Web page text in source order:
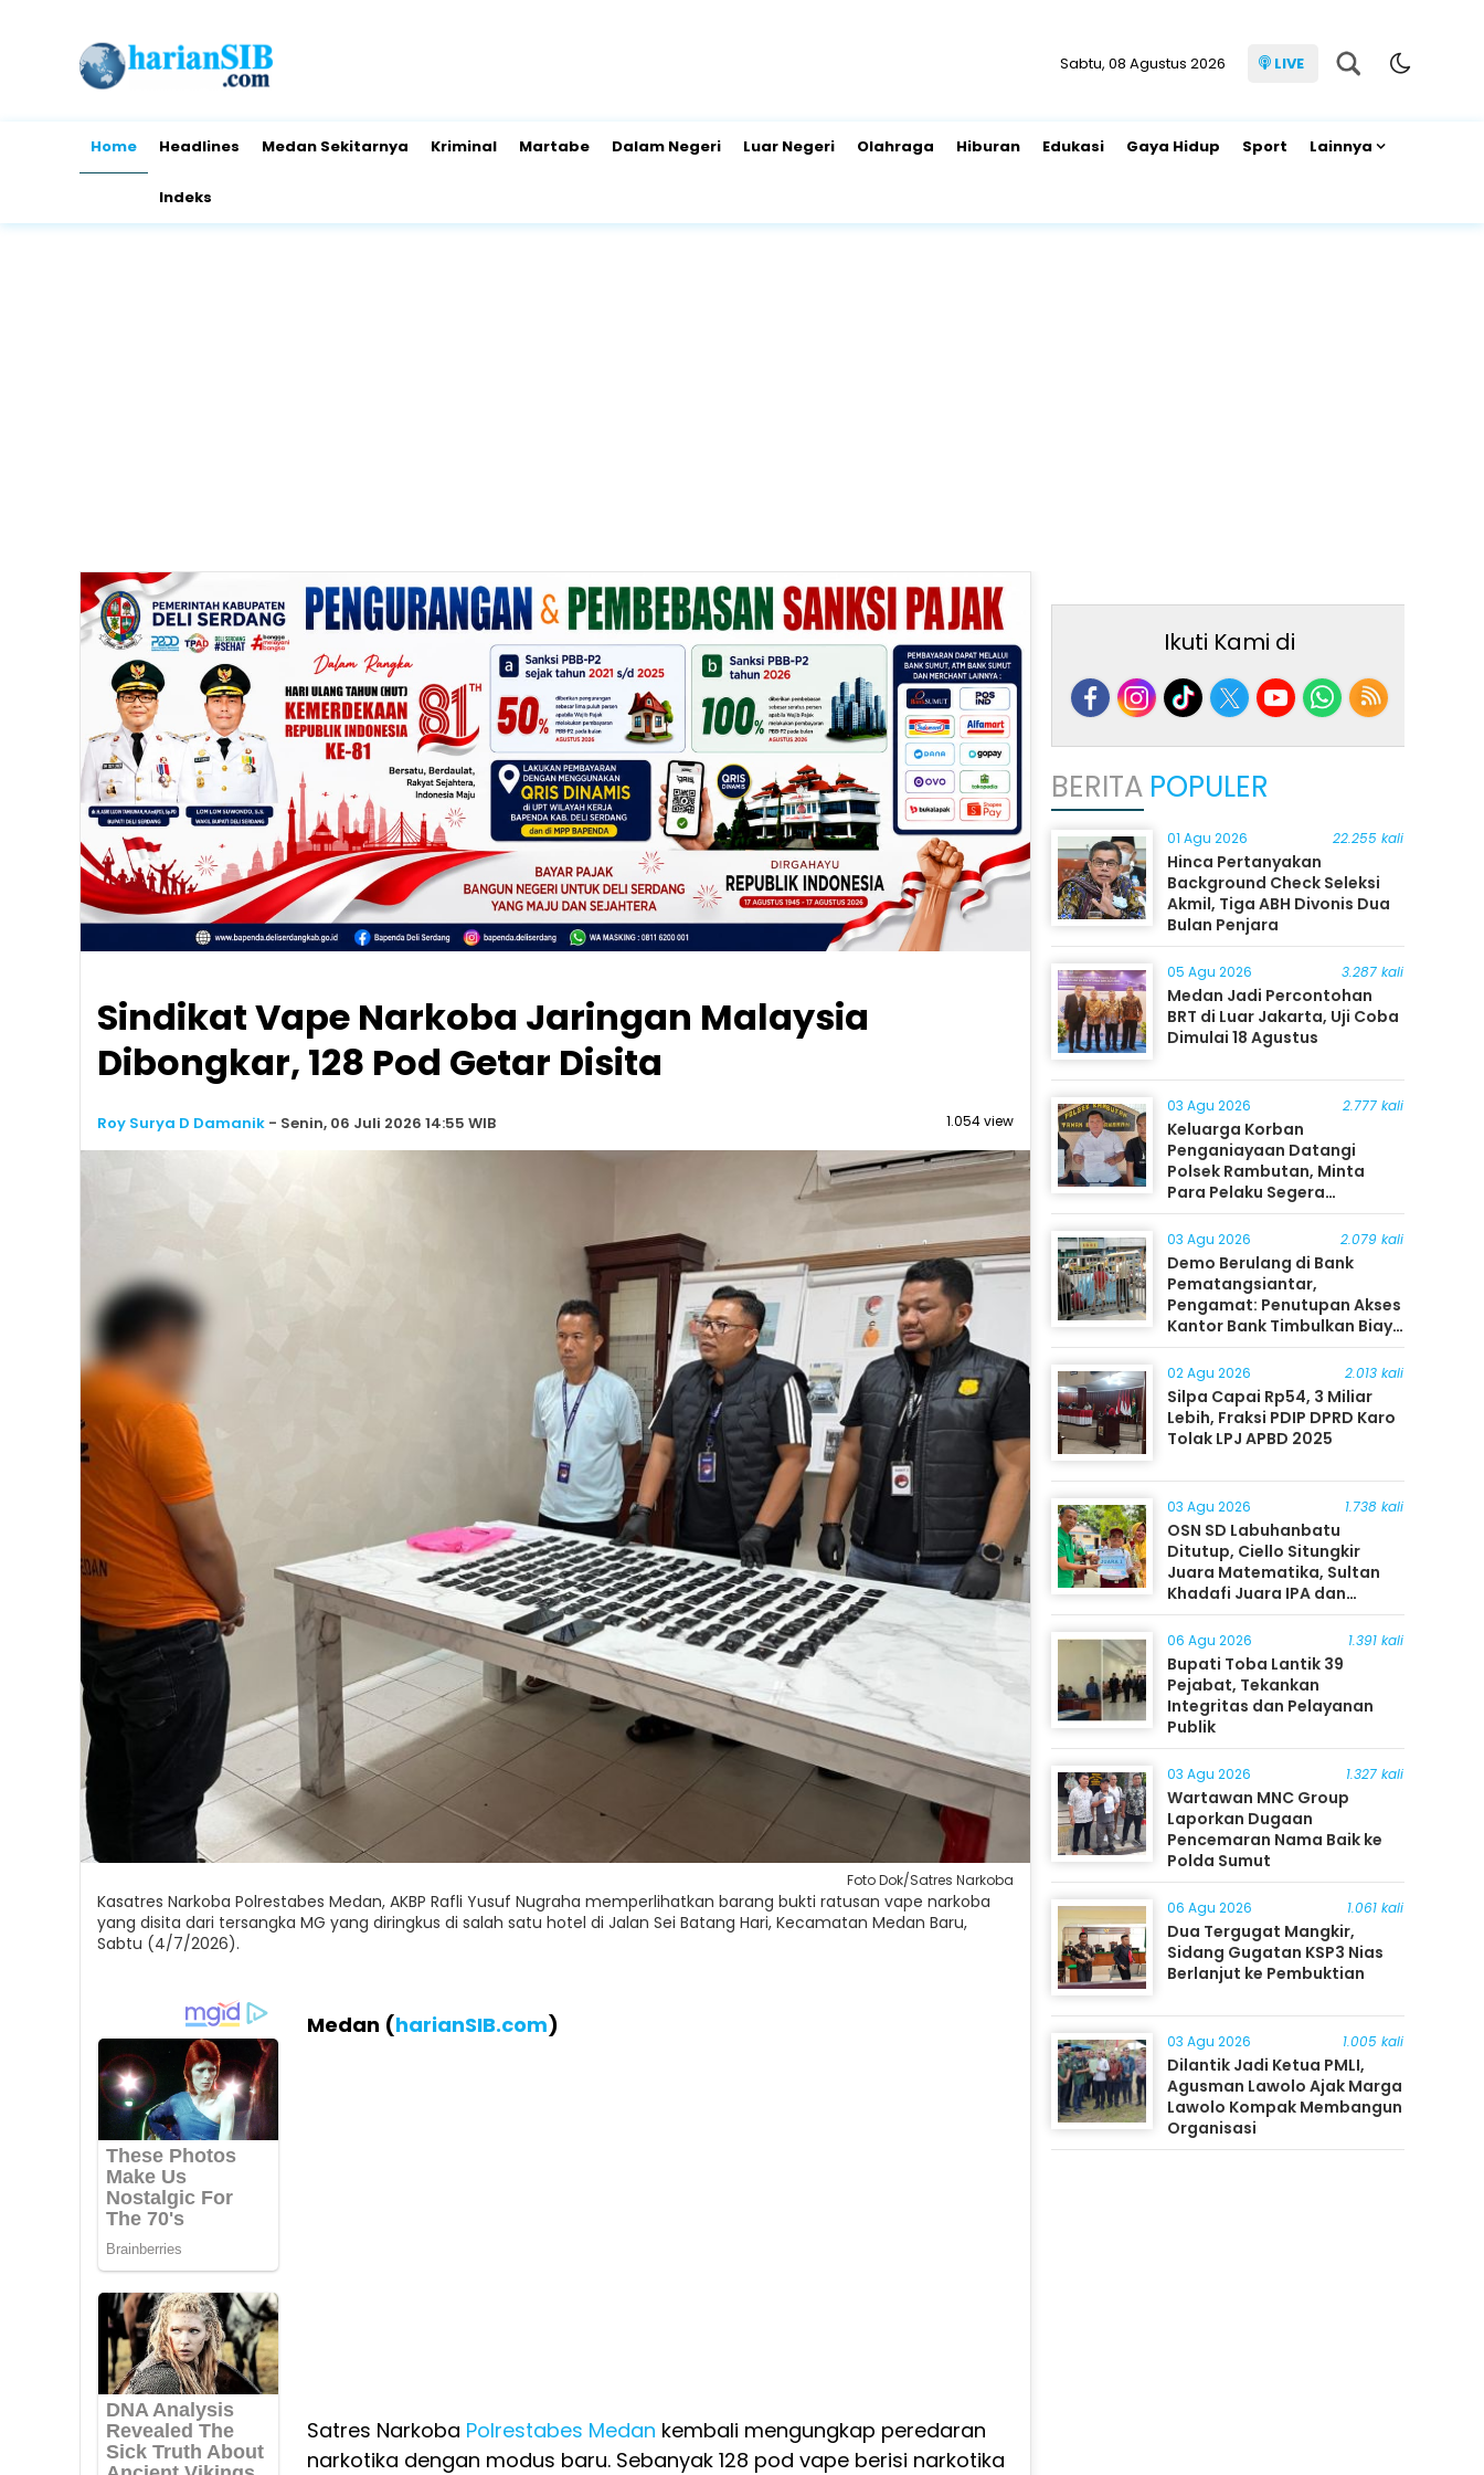
Sabtu, 08 Agustus 2026 LIVE
Home Headlines Medan Sekitarnya Kriminal Martabe Dalam Negeri Luar Negeri Olahraga Hiburan Edukasi Gaya Hidup Sport Lainnya
Indeks
Sindikat Vape Narkoba Jaringan Malaysia
Dibongkar, 128 Pod Getar Disita
Roy Surya D Damanik - Senin, 06 Juli 2026 14:55 WIB 1.054 view
Foto Dok/Satres Narkoba
Kasatres Narkoba Polrestabes Medan, AKBP Rafli Yusuf Nugraha memperlihatkan barang bukti ratusan vape narkoba
yang disita dari tersangka MG yang diringkus di salah satu hotel di Jalan Sei Batang Hari, Kecamatan Medan Baru,
Sabtu (4/7/2026).
Medan (harianSIB.com)
Satres Narkoba Polrestabes Medan kembali mengungkap peredaran
narkotika dengan modus baru. Sebanyak 128 pod vape berisi narkotika
Ikuti Kami di
BERITA POPULER
01 Agu 2026 22.255 kali
Hinca Pertanyakan
Background Check Seleksi
Akmil, Tiga ABH Divonis Dua
Bulan Penjara
05 Agu 2026 3.287 kali
Medan Jadi Percontohan
BRT di Luar Jakarta, Uji Coba
Dimulai 18 Agustus
03 Agu 2026 2.777 kali
Keluarga Korban
Penganiayaan Datangi
Polsek Rambutan, Minta
Para Pelaku Segera
Ditangkap
03 Agu 2026 2.079 kali
Demo Berulang di Bank
Pematangsiantar,
Pengamat: Penutupan Akses
Kantor Bank Timbulkan Biaya
Ekonomi bagi Masyarakat
02 Agu 2026 2.013 kali
Silpa Capai Rp54, 3 Miliar
Lebih, Fraksi PDIP DPRD Karo
Tolak LPJ APBD 2025
03 Agu 2026 1.738 kali
OSN SD Labuhanbatu
Ditutup, Ciello Situngkir
Juara Matematika, Sultan
Khadafi Juara IPA dan
Timothy Rangkuti Juara IPS
06 Agu 2026 1.391 kali
Bupati Toba Lantik 39
Pejabat, Tekankan
Integritas dan Pelayanan
Publik
03 Agu 2026 1.327 kali
Wartawan MNC Group
Laporkan Dugaan
Pencemaran Nama Baik ke
Polda Sumut
06 Agu 2026 1.061 kali
Dua Tergugat Mangkir,
Sidang Gugatan KSP3 Nias
Berlanjut ke Pembuktian
03 Agu 2026 1.005 kali
Dilantik Jadi Ketua PMLI,
Agusman Lawolo Ajak Marga
Lawolo Kompak Membangun
Organisasi